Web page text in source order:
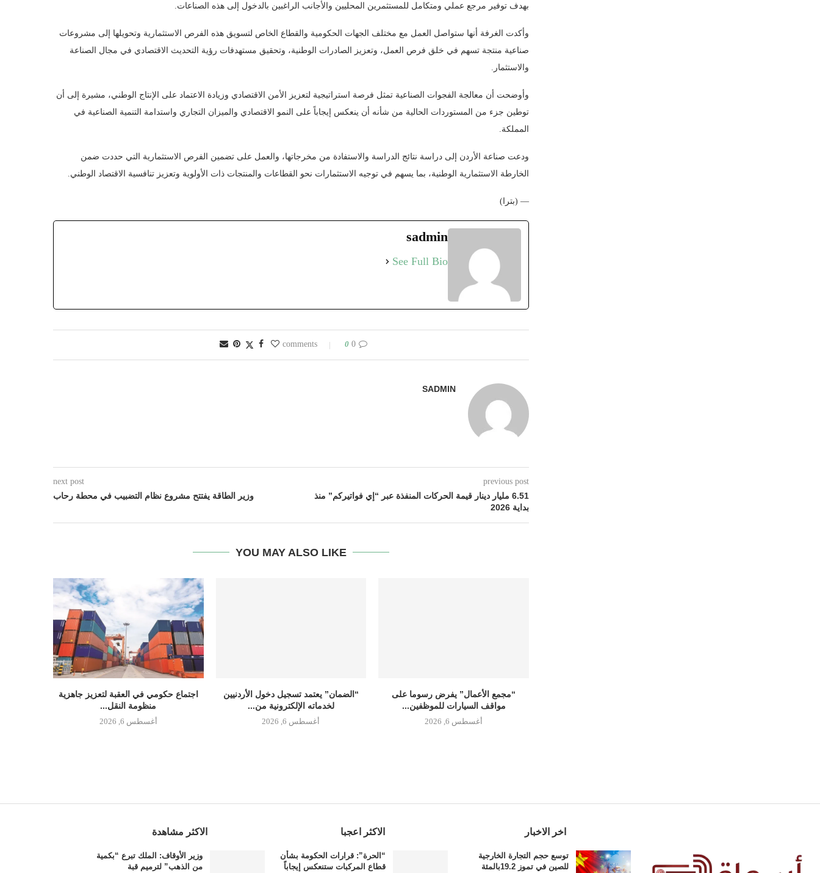
بهدف توفير مرجع عملي ومتكامل للمستثمرين المحليين والأجانب الراغبين بالدخول إلى هذه الصناعات.
وأكدت الغرفة أنها ستواصل العمل مع مختلف الجهات الحكومية والقطاع الخاص لتسويق هذه الفرص الاستثمارية وتحويلها إلى مشروعات
صناعية منتجة تسهم في خلق فرص العمل، وتعزيز الصادرات الوطنية، وتحقيق مستهدفات رؤية التحديث الاقتصادي في مجال الصناعة
والاستثمار.
وأوضحت أن معالجة الفجوات الصناعية تمثل فرصة استراتيجية لتعزيز الأمن الاقتصادي وزيادة الاعتماد على الإنتاج الوطني، مشيرة إلى أن
توطين جزء من المستوردات الحالية من شأنه أن ينعكس إيجاباً على النمو الاقتصادي والميزان التجاري واستدامة التنمية الصناعية في
المملكة.
ودعت صناعة الأردن إلى دراسة نتائج الدراسة والاستفادة من مخرجاتها، والعمل على تضمين الفرص الاستثمارية التي حددت ضمن
الخارطة الاستثمارية الوطنية، بما يسهم في توجيه الاستثمارات نحو القطاعات والمنتجات ذات الأولوية وتعزيز تنافسية الاقتصاد الوطني.
— (بترا)
sadmin
See Full Bio
0 comments
0
SADMIN
previous post
6.51 مليار دينار قيمة الحركات المنفذة عبر “إي فواتيركم” منذ
بداية 2026
next post
وزير الطاقة يفتتح مشروع نظام التضبيب في محطة رحاب
YOU MAY ALSO LIKE
اجتماع حكومي في العقبة لتعزيز جاهزية
منظومة النقل...
أغسطس 6, 2026
“الضمان” يعتمد تسجيل دخول الأردنيين
لخدماته الإلكترونية من...
أغسطس 6, 2026
“مجمع الأعمال” يفرض رسوما على
مواقف السيارات للموظفين...
أغسطس 6, 2026
اخر الاخبار
توسع حجم التجارة الخارجية
للصين في تموز 19.2بالمئة
الاكثر اعجبا
“الحرة”: قرارات الحكومة بشأن
قطاع المركبات ستنعكس إيجاباً
الاكثر مشاهدة
وزير الأوقاف: الملك تبرع “بكمية
من الذهب” لترميم قبة